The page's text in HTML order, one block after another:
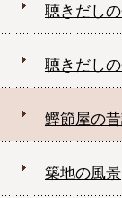
聴きだし
聴きだし
鰹節屋の
築地の風景